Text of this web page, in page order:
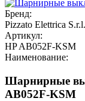
Бренд:
Pizzato Elettrica S.r.l.
Артикул:
HP AB052F-KSM
Наименование:
Шарнирные
AB052F-KSM